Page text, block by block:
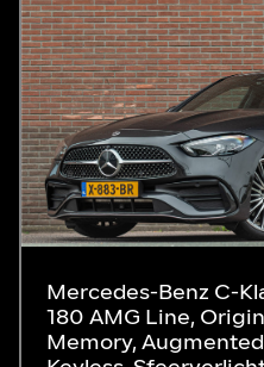
Mercedes-Benz C-
180 AMG Line,
Memory,